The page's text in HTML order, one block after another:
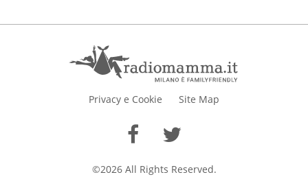
Privacy e Cookie Site Map
©2026 All Rights Reserved.